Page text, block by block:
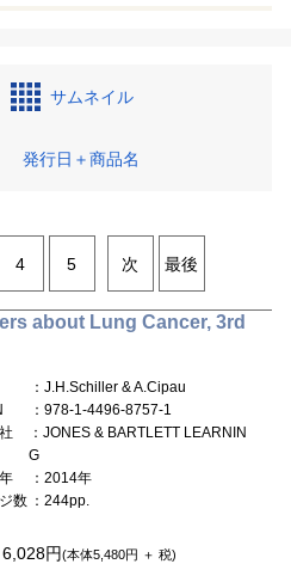
サムネイル
発行日＋商品名
4 5 次 最後
about Lung Cancer, 3rd
：J.H.Schiller & A.Cipau
：978-1-4496-8757-1
：JONES & BARTLETT LEARNIN
G
：2014年
数 ：244pp.
6,028円(本体5,480円 ＋ 税)